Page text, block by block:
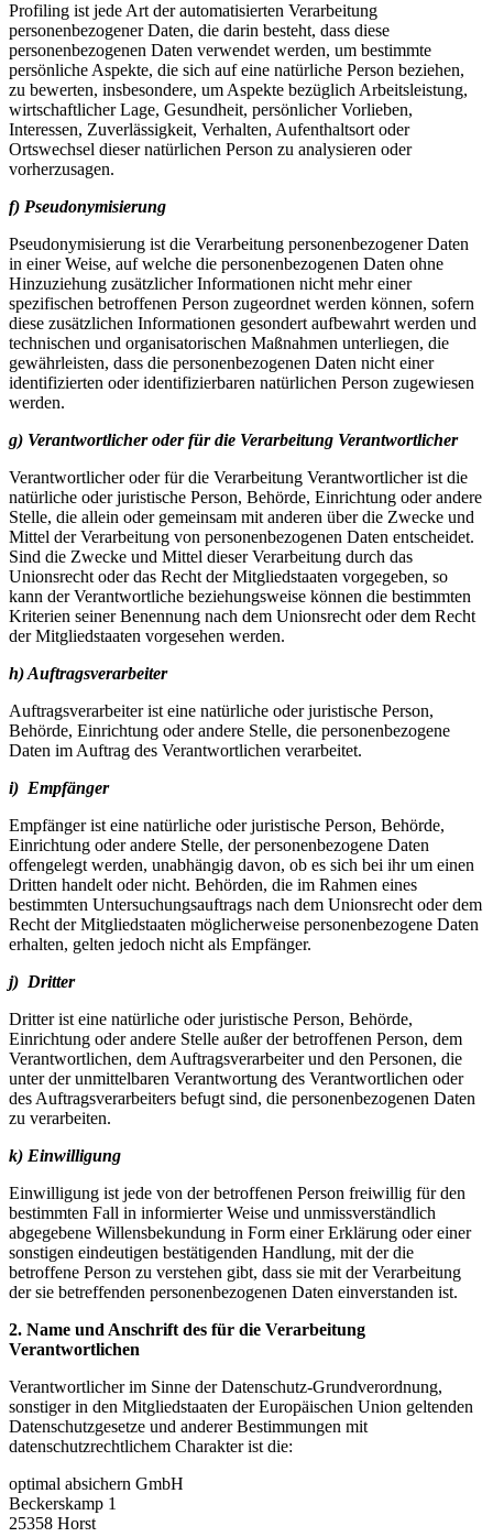
Profiling ist jede Art der automatisierten Verarbeitung
personenbezogener Daten, die darin besteht, dass diese
personenbezogenen Daten verwendet werden, um bestimmte
persönliche Aspekte, die sich auf eine natürliche Person beziehen,
zu bewerten, insbesondere, um Aspekte bezüglich Arbeitsleistung,
wirtschaftlicher Lage, Gesundheit, persönlicher Vorlieben,
Interessen, Zuverlässigkeit, Verhalten, Aufenthaltsort oder
Ortswechsel dieser natürlichen Person zu analysieren oder
vorherzusagen.
f) Pseudonymisierung
Pseudonymisierung ist die Verarbeitung personenbezogener Daten
in einer Weise, auf welche die personenbezogenen Daten ohne
Hinzuziehung zusätzlicher Informationen nicht mehr einer
spezifischen betroffenen Person zugeordnet werden können, sofern
diese zusätzlichen Informationen gesondert aufbewahrt werden und
technischen und organisatorischen Maßnahmen unterliegen, die
gewährleisten, dass die personenbezogenen Daten nicht einer
identifizierten oder identifizierbaren natürlichen Person zugewiesen
werden.
g) Verantwortlicher oder für die Verarbeitung Verantwortlicher
Verantwortlicher oder für die Verarbeitung Verantwortlicher ist die
natürliche oder juristische Person, Behörde, Einrichtung oder andere
Stelle, die allein oder gemeinsam mit anderen über die Zwecke und
Mittel der Verarbeitung von personenbezogenen Daten entscheidet.
Sind die Zwecke und Mittel dieser Verarbeitung durch das
Unionsrecht oder das Recht der Mitgliedstaaten vorgegeben, so
kann der Verantwortliche beziehungsweise können die bestimmten
Kriterien seiner Benennung nach dem Unionsrecht oder dem Recht
der Mitgliedstaaten vorgesehen werden.
h) Auftragsverarbeiter
Auftragsverarbeiter ist eine natürliche oder juristische Person,
Behörde, Einrichtung oder andere Stelle, die personenbezogene
Daten im Auftrag des Verantwortlichen verarbeitet.
i) Empfänger
Empfänger ist eine natürliche oder juristische Person, Behörde,
Einrichtung oder andere Stelle, der personenbezogene Daten
offengelegt werden, unabhängig davon, ob es sich bei ihr um einen
Dritten handelt oder nicht. Behörden, die im Rahmen eines
bestimmten Untersuchungsauftrags nach dem Unionsrecht oder dem
Recht der Mitgliedstaaten möglicherweise personenbezogene Daten
erhalten, gelten jedoch nicht als Empfänger.
j) Dritter
Dritter ist eine natürliche oder juristische Person, Behörde,
Einrichtung oder andere Stelle außer der betroffenen Person, dem
Verantwortlichen, dem Auftragsverarbeiter und den Personen, die
unter der unmittelbaren Verantwortung des Verantwortlichen oder
des Auftragsverarbeiters befugt sind, die personenbezogenen Daten
zu verarbeiten.
k) Einwilligung
Einwilligung ist jede von der betroffenen Person freiwillig für den
bestimmten Fall in informierter Weise und unmissverständlich
abgegebene Willensbekundung in Form einer Erklärung oder einer
sonstigen eindeutigen bestätigenden Handlung, mit der die
betroffene Person zu verstehen gibt, dass sie mit der Verarbeitung
der sie betreffenden personenbezogenen Daten einverstanden ist.
2. Name und Anschrift des für die Verarbeitung
Verantwortlichen
Verantwortlicher im Sinne der Datenschutz-Grundverordnung,
sonstiger in den Mitgliedstaaten der Europäischen Union geltenden
Datenschutzgesetze und anderer Bestimmungen mit
datenschutzrechtlichem Charakter ist die:
optimal absichern GmbH
Beckerskamp 1
25358 Horst